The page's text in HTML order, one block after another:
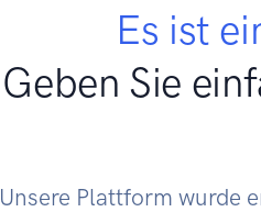
Es ist
Geben Sie
Unsere Plattform wurde